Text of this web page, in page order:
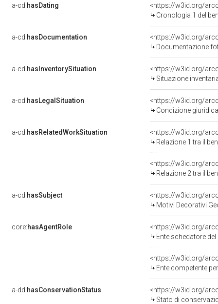
a-cd:hasDating
<https://w3id.org/
Cronologia 1 del
a-cd:hasDocumentation
Documentazione
a-cd:hasInventorySituation
<https://w3id.org/
Situazione
a-cd:hasLegalSituation
Condizione
a-cd:hasRelatedWorkSituation
<https://w3id.org/
Relazione 1 tra il
<https://w3id.org/
Relazione 2 tra il
a-cd:hasSubject
<https://w3id.org/
Motivi Decorativi
core:hasAgentRole
<https://w3id.org/
Ente schedatore
<https://w3id.org/
Ente competente per
a-dd:hasConservationStatus
<https://w3id.org/
Stato di